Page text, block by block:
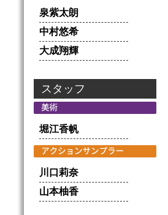
泉紫太朗
中村悠希
大成翔輝
スタッフ
堀江香帆
川口莉奈
山本柚香